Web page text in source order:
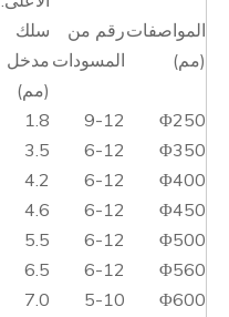
المواصفات
(مم)
رقم من
المسودات
سلك
مدخل
(مم)
Φ250
9-12
1.8
Φ350
6-12
3.5
Φ400
6-12
4.2
Φ450
6-12
4.6
Φ500
6-12
5.5
Φ560
6-12
6.5
Φ600
5-10
7.0